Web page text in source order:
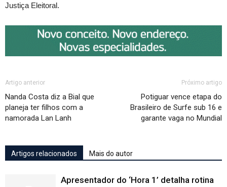
Justiça Eleitoral.
Artigo anterior
Nanda Costa diz a Bial que
planeja ter filhos com a
namorada Lan Lanh
Próximo artigo
Potiguar vence etapa do
Brasileiro de Surfe sub 16 e
garante vaga no Mundial
Artigos relacionados Mais do autor
Apresentador do ‘Hora 1’ detalha rotina